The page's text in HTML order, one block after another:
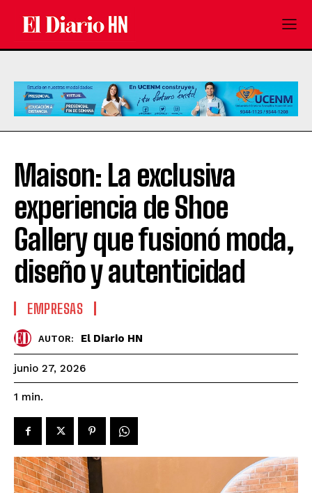
Maison: La exclusiva
experiencia de Shoe
Gallery que fusionó moda,
diseño y autenticidad
EMPRESAS
AUTOR: El Diario HN
junio 27, 2026
1 min.